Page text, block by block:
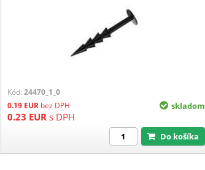
Kód: 24470_1_0
0.19 EUR bez DPH
0.23 EUR s DPH
skladom
Do košíka